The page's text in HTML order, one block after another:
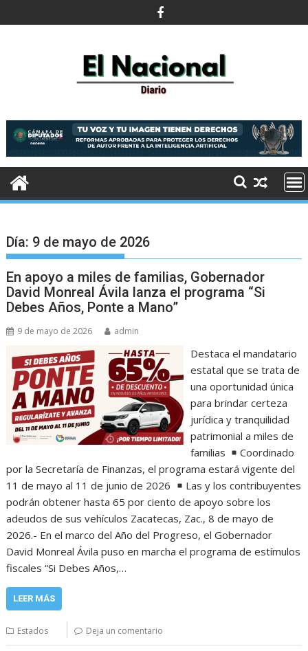
al
Día: 9 de mayo de 2026
En apoyo a miles de familias, Gobernador
David Monreal Ávila lanza el programa “Si
Debes Años, Ponte a Mano”
9 de mayo de 2026 admin
Destaca el mandatario
estatal que se trata de
una oportunidad única
para brindar certeza
jurídica y tranquilidad
patrimonial a miles de
familias
Coordinado
por la Secretaría de Finanzas, el programa estará vigente del
11 de mayo al 11 de junio de 2026
Las y los contribuyentes
podrán obtener hasta 65 por ciento de apoyo sobre los
adeudos de sus vehículos Zacatecas, Zac., 8 de mayo de
2026.- En el marco del Año del Progreso, el Gobernador
David Monreal Ávila puso en marcha el programa de estímulos
fiscales “Si Debes Años,…
LEER MÁS
Estados Deja un comentario